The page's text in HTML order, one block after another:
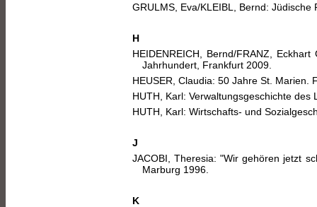
GRULMS, Eva/KLEIBL, Bernd:
H
HEIDENREICH, Bernd/FRANZ,
Jahrhundert, Frankfurt 2009.
HEUSER, Claudia: 50 Jahre St. Marien.
HUTH, Karl: Verwaltungsgeschichte
HUTH, Karl: Wirtschafts- und
J
JACOBI, Theresia: "Wir gehören jetzt
Marburg 1996.
K